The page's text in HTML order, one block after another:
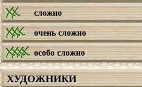
сложно
очень сложно
особо сложно
ХУДОЖНИКИ